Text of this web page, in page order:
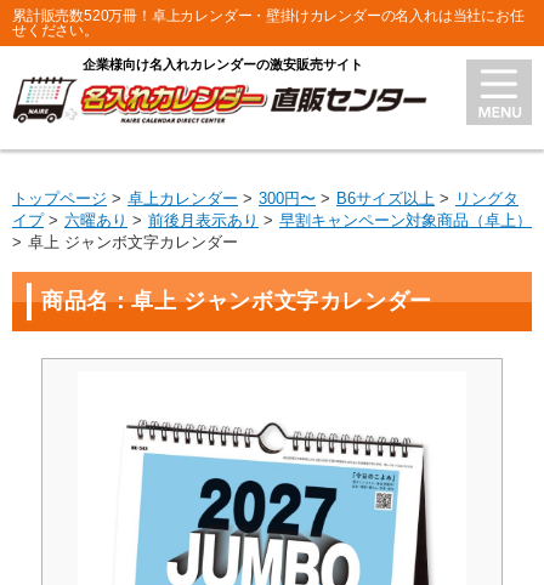
累計販売数520万冊！卓上カレンダー・壁掛けカレンダーの名入れは当社にお任
せください。
企業様向け名入れカレンダーの激安販売サイト
トップページ 卓上カレンダー 300円〜 B6サイズ以上
リングタ
イプ
六曜あり 前後月表示あり
早割キャンペーン対象商品（卓上）
卓上 ジャンボ文字カレンダー
商品名：卓上 ジャンボ文字カレンダー